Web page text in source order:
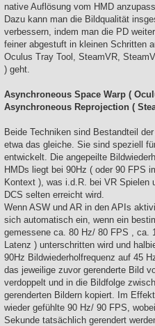
native Auflösung vom HMD
Dazu kann man die Bildqualität
verbessern, indem man die PD
feiner abgestuft in kleinen Schritten
Oculus Tray Tool, SteamVR,
) geht.
Asynchroneous Space Warp (
Asynchroneous Reprojection (
Beide Techniken sind Bestandteil
etwa das gleiche. Sie sind speziell
entwickelt. Die angepeilte
HMDs liegt bei 90Hz ( oder 90 FPS
Kontext ), was i.d.R. bei VR Spielen
DCS selten erreicht wird.
Wenn ASW und AR in den APIs
sich automatisch ein, wenn ein
gemessene ca. 80 Hz/ 80 FPS , ca.
Latenz ) unterschritten wird und
90Hz Bildwiederholfrequenz auf 45
das jeweilige zuvor gerenderte Bild
verdoppelt und in die Bildfolge
gerenderten Bildern kopiert. Im
wieder gefühlte 90 Hz/ 90 FPS,
Sekunde tatsächlich gerendert